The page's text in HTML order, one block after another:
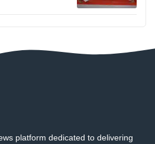
platform dedicated to delivering